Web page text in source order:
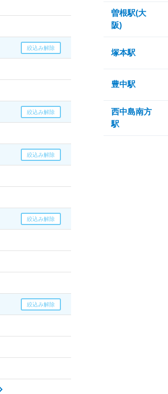
曽根駅(大
阪)
塚本駅
豊中駅
西中島南方
駅